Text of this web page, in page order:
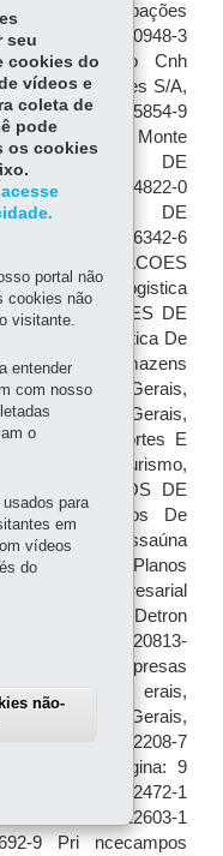
seu
cookies do
vídeos e
coleta de
pode
os cookies
portal não
cookies não
visitante.
entender
com nosso
o
para
em
vídeos
do
não-